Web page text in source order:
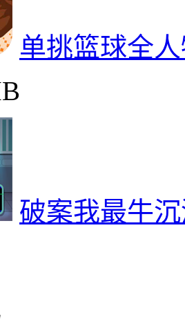
单挑篮球全
破案我最牛